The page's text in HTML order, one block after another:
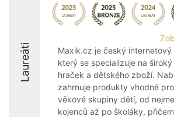
Laureáti
Maxik.cz je český internetový
který se specializuje na
hraček a dětského zboží.
zahrnuje produkty vhodné
věkové skupiny dětí, od
kojenců až po školáky,